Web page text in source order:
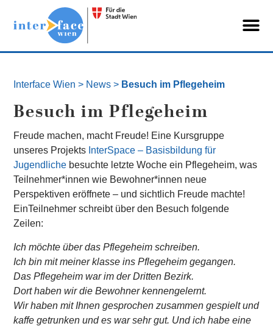
Interface Wien > News > Besuch im Pflegeheim
Besuch im Pflegeheim
Freude machen, macht Freude! Eine Kursgruppe
unseres Projekts InterSpace – Basisbildung für
Jugendliche besuchte letzte Woche ein Pflegeheim, was
Teilnehmer*innen wie Bewohner*innen neue
Perspektiven eröffnete – und sichtlich Freude machte!
EinTeilnehmer schreibt über den Besuch folgende
Zeilen:
Ich möchte über das Pflegeheim schreiben.
Ich bin mit meiner klasse ins Pflegeheim gegangen.
Das Pflegeheim war im der Dritten Bezirk.
Dort haben wir die Bewohner kennengelernt.
Wir haben mit Ihnen gesprochen zusammen gespielt und
kaffe getrunken und es war sehr gut. Und ich habe eine